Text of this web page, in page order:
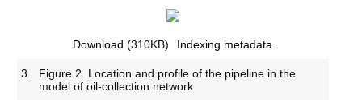
Download (310KB) Indexing metadata
3.
Figure 2. Location and profile of the pipeline in the
model of oil-collection network